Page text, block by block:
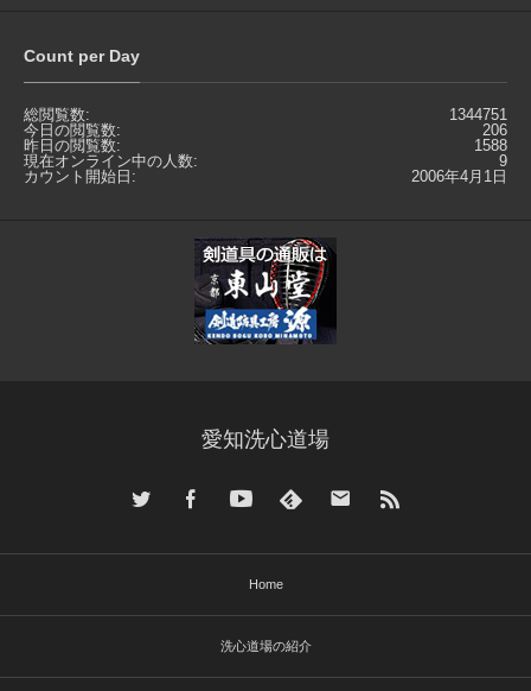
Count per Day
1344751
総閲覧数:
206
今日の閲覧数:
1588
昨日の閲覧数:
9
現在オンライン中の人数:
2006年4月1日
カウント開始日:
愛知洗心道場
Home
洗心道場の紹介